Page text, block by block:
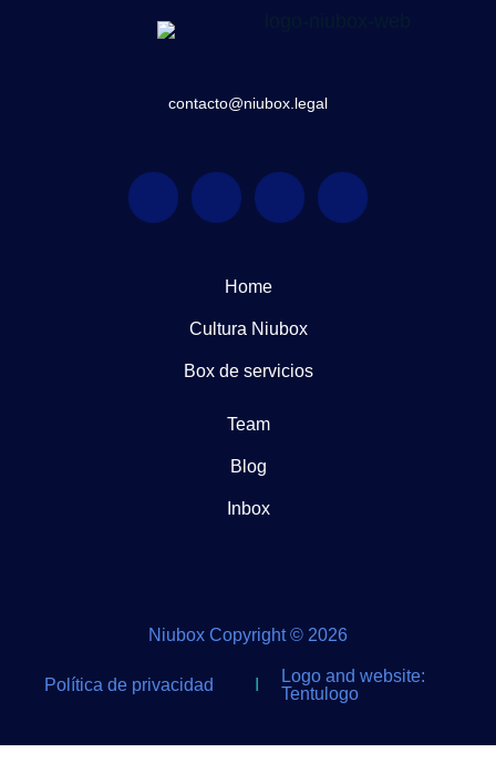
contacto@niubox.legal
Home
Cultura Niubox
Box de servicios
Team
Blog
Inbox
Niubox Copyright © 2026
Política de privacidad
Logo and website:
Tentulogo